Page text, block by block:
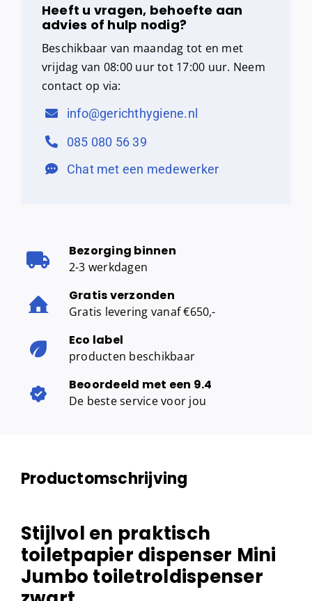
Heeft u vragen, behoefte aan
advies of hulp nodig?
Beschikbaar van maandag tot en met
vrijdag van 08:00 uur tot 17:00 uur. Neem
contact op via:
info@gerichthygiene.nl
085 080 56 39
Chat met een medewerker
Bezorging binnen
2-3 werkdagen
Gratis verzonden
Gratis levering vanaf €650,-
Eco label
producten beschikbaar
Beoordeeld met een 9.4
De beste service voor jou
Productomschrijving
Stijlvol en praktisch
toiletpapier dispenser Mini
Jumbo toiletroldispenser